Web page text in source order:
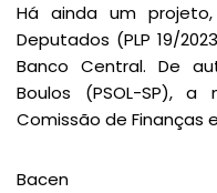
Há ainda um
Deputados (PLP 19/
Banco Central. De
Boulos (PSOL-SP),
Comissão de Finanças
Bacen